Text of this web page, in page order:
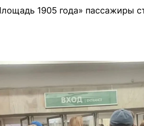
1905 года» пассажиры